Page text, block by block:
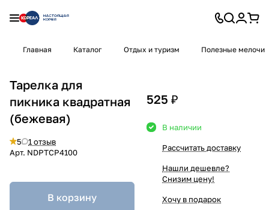
Главная Каталог Отдых и туризм Полезные мелочи
Тарелка для
пикника квадратная
(бежевая)
5
1 отзыв
Арт. NDPTCP4100
В корзину
525 ₽
В наличии
Рассчитать доставку
Нашли дешевле?
Снизим цену!
Хочу в подарок